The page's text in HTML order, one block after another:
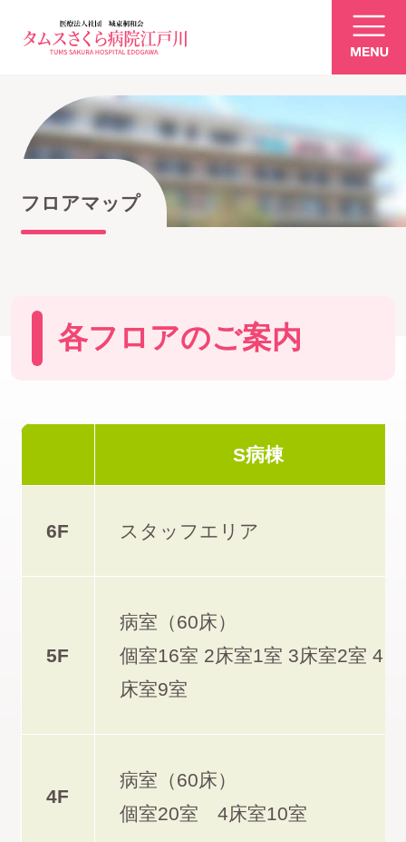
ご利用案内
入院について
診療科・部門案内
当院について 理念・実績
ご挨拶 医師紹介
フロアマップ
各フロアのご案内
S病棟
6F スタッフエリア
5F
病室（60床）
個室16室 2床室1室 3床室2室 4
床室9室
4F
病室（60床）
個室20室 4床室10室